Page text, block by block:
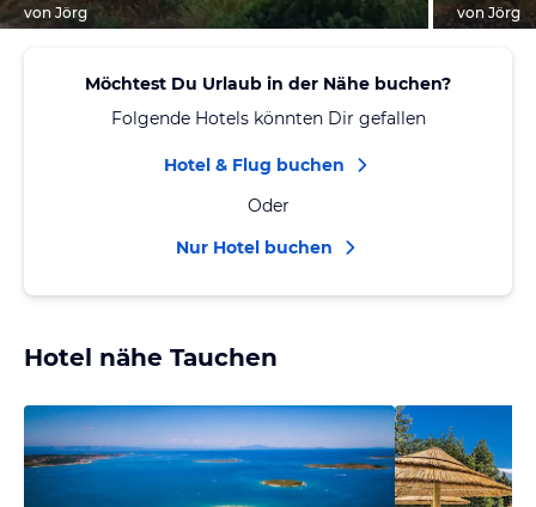
von Jörg von Jörg
Möchtest Du Urlaub in der Nähe buchen?
Folgende Hotels könnten Dir gefallen
Hotel & Flug buchen
Oder
Nur Hotel buchen
Hotel nähe Tauchen